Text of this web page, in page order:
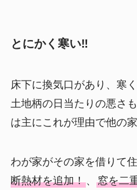
とにかく寒い‼️
床下に換気口があり、寒
土地柄の日当たりの悪さ
は主にこれが理由で他の
わが家がその家を借りて
断熱材を追加！、 窓を二